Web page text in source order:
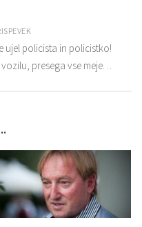
ujel policista in policistko!
presega vse meje…